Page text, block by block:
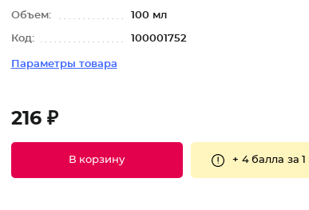
Объем: 100 мл
Код: 100001752
Параметры товара
216 ₽
В корзину + 4 балла за 1